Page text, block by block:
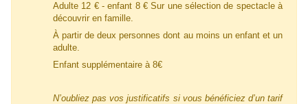
Adulte 12 € - enfant 8 € Sur une sélection de spectacle à
découvrir en famille.
À partir de deux personnes dont au moins un enfant et un
adulte.
Enfant supplémentaire à 8€
N’oubliez pas vos justificatifs si vous bénéficiez d’un tarif